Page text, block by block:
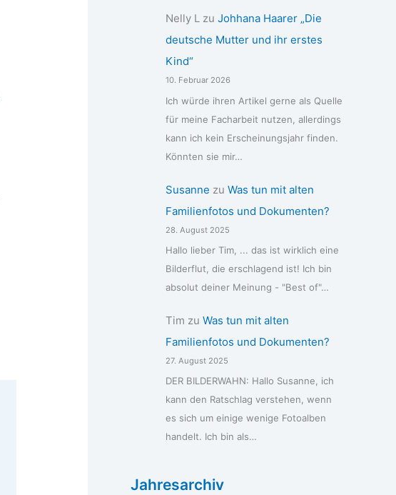
Nelly Lzu Johhana Haarer „Die
deutsche Mutter und ihr erstes
Kind“
10. Februar 2026
Ich würde ihren Artikel gerne als Quelle
für meine Facharbeit nutzen, allerdings
kann ich kein Erscheinungsjahr finden.
Könnten sie mir…
Susanne zu Was tun mit alten
Familienfotos und Dokumenten?
28. August 2025
Hallo lieber Tim, ... das ist wirklich eine
Bilderflut, die erschlagend ist! Ich bin
absolut deiner Meinung - "Best of"…
Tim zu Was tun mit alten
Familienfotos und Dokumenten?
27. August 2025
DER BILDERWAHN: Hallo Susanne, ich
kann den Ratschlag verstehen, wenn
es sich um einige wenige Fotoalben
handelt. Ich bin als…
Jahresarchiv